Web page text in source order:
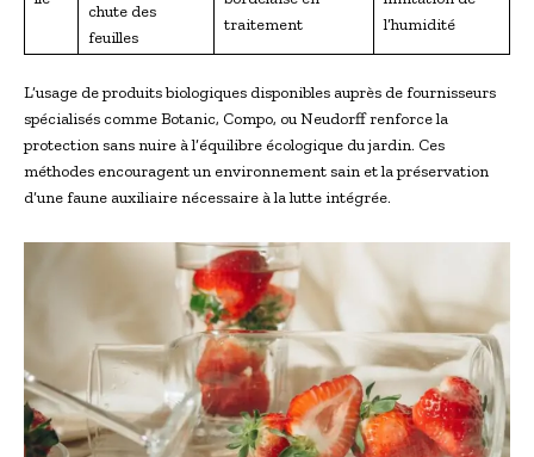
chute des
feuilles
traitement
l’humidité
L’usage de produits biologiques disponibles auprès de fournisseurs
spécialisés comme Botanic, Compo, ou Neudorff renforce la
protection sans nuire à l’équilibre écologique du jardin. Ces
méthodes encouragent un environnement sain et la préservation
d’une faune auxiliaire nécessaire à la lutte intégrée.